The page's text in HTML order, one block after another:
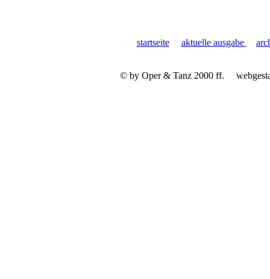
startseite aktuelle ausgabe
© by Oper & Tanz 2000 ff.